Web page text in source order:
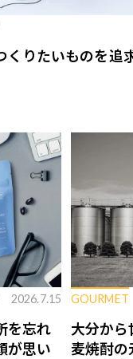
くりたいものを追
2026.7.15
を忘れ
が思い
GOURMET
大分から
麦焼酎の